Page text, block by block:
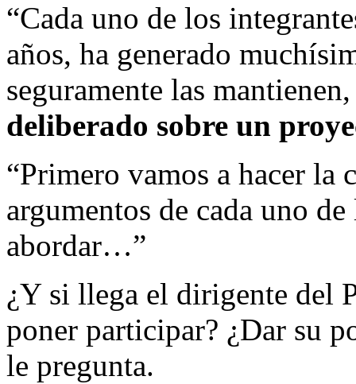
“Cada uno de los
años, ha generado
seguramente las
deliberado sobre un
“Primero vamos a hacer la
argumentos de cada uno
abordar…”
¿Y si llega el dirigente del
poner participar? ¿Dar su
le pregunta.